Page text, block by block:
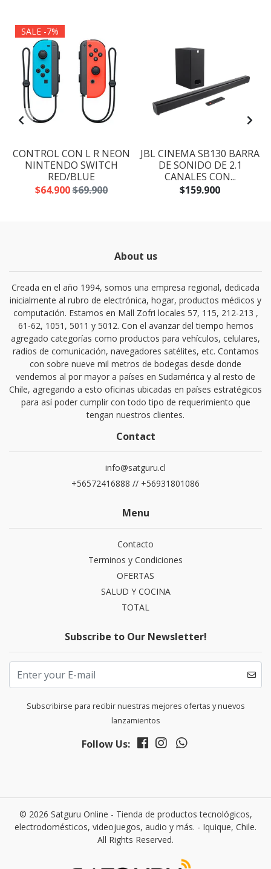
SALE -7%
CONTROL CON L R NEON
NINTENDO SWITCH
RED/BLUE
$64.900$69.900
JBL CINEMA SB130 BARRA
DE SONIDO DE 2.1
CANALES CON...
$159.900
About us
Creada en el año 1994, somos una empresa regional, dedicada
inicialmente al rubro de electrónica, hogar, productos médicos y
computación. Estamos en Mall Zofri locales 57, 115, 212-213 ,
61-62, 1051, 5011 y 5012. Con el avanzar del tiempo hemos
agregado categorías como productos para vehículos, celulares,
radios de comunicación, navegadores satélites, etc. Contamos
con sobre nueve mil metros de bodegas desde donde
vendemos al por mayor a países en Sudamérica y al resto de
Chile, agregando a esto oficinas ubicadas en países estratégicos
para así poder cumplir con todo tipo de requerimiento que
tengan nuestros clientes.
Contact
info@satguru.cl
+56572416888 // +56931801086
Menu
Contacto
Terminos y Condiciones
OFERTAS
SALUD Y COCINA
TOTAL
Subscribe to Our Newsletter!
Subscribirse para recibir nuestras mejores ofertas y nuevos
lanzamientos
Follow Us:
© 2026 Satguru Online - Tienda de productos tecnológicos,
electrodomésticos, videojuegos, audio y más. - Iquique, Chile.
All Rights Reserved.